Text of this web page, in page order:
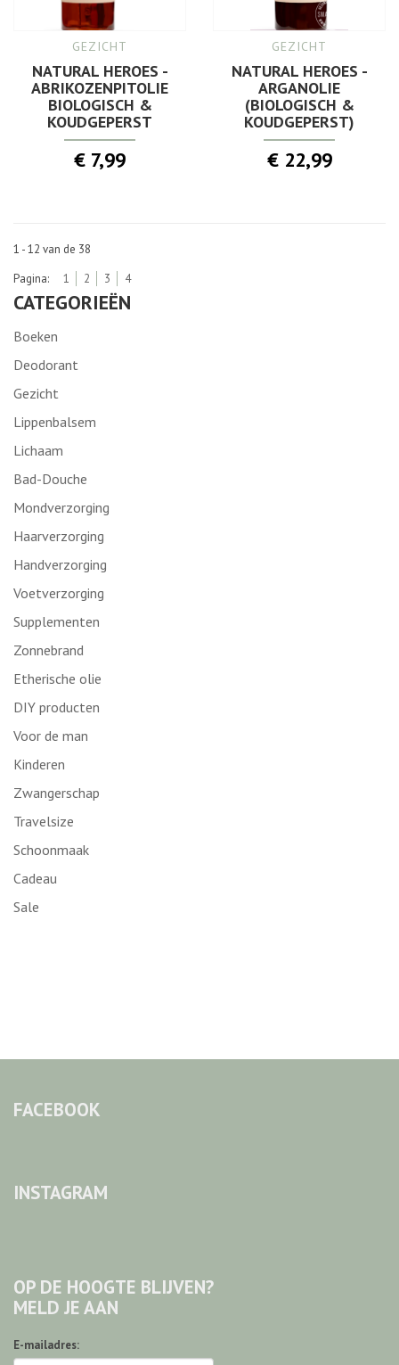
GEZICHT
NATURAL HEROES -
ABRIKOZENPITOLIE
BIOLOGISCH &
KOUDGEPERST
€ 7,99
GEZICHT
NATURAL HEROES -
ARGANOLIE
(BIOLOGISCH &
KOUDGEPERST)
€ 22,99
1 - 12 van de 38
Pagina:
1 2 3 4
CATEGORIEËN
Boeken
Deodorant
Gezicht
Lippenbalsem
Lichaam
Bad-Douche
Mondverzorging
Haarverzorging
Handverzorging
Voetverzorging
Supplementen
Zonnebrand
Etherische olie
DIY producten
Voor de man
Kinderen
Zwangerschap
Travelsize
Schoonmaak
Cadeau
Sale
FACEBOOK
INSTAGRAM
OP DE HOOGTE BLIJVEN?
MELD JE AAN
E-mailadres: